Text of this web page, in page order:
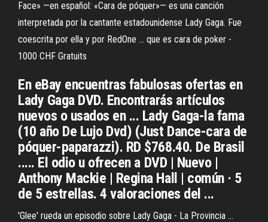
Face» —en español: «Cara de póquer»— es una canción
interpretada por la cantante estadounidense Lady Gaga. Fue
coescrita por ella y por RedOne ... que es cara de poker -
1000 CHF Gratuits
En eBay encuentras fabulosas ofertas en
Lady Gaga DVD. Encontrarás artículos
nuevos o usados en ... Lady Gaga-la fama
(10 año De Lujo Dvd) (Just Dance-cara de
póquer-paparazzi). RD $768.40. De Brasil
..... El odio u ofrecen a DVD | Nuevo |
Anthony Mackie | Regina Hall | común · 5
de 5 estrellas. 4 valoraciones del ...
'Glee' rueda un episodio sobre Lady Gaga - La Provincia ...